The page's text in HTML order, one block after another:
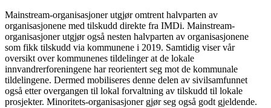
Mainstream-organisasjoner utgjør omtrent halvparten av
organisasjonene med tilskudd direkte fra IMDi. Mainstream-
organisasjoner utgjør også nesten halvparten av organisasjonene
som fikk tilskudd via kommunene i 2019. Samtidig viser vår
oversikt over kommunenes tildelinger at de lokale
innvandrerforeningene har reorientert seg mot de kommunale
tildelingene. Dermed mobiliseres denne delen av sivilsamfunnet
også etter overgangen til lokal forvaltning av tilskudd til lokale
prosjekter. Minoritets-organisasjoner gjør seg også godt gjeldende.